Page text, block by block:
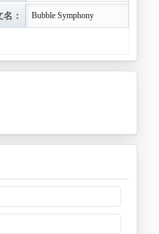
： Bubble Symphony